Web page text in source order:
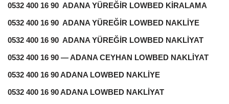
0532 400 16 90 ADANA YÜREĞİR LOWBED KİRALAMA
0532 400 16 90 ADANA YÜREĞİR LOWBED NAKLİYE
0532 400 16 90 ADANA YÜREĞİR LOWBED NAKLİYAT
0532 400 16 90 — ADANA CEYHAN LOWBED NAKLİYAT
0532 400 16 90 ADANA LOWBED NAKLİYE
0532 400 16 90 ADANA LOWBED NAKLİYAT